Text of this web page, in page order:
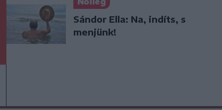
Sándor Ella: Na, indíts, s
menjünk!